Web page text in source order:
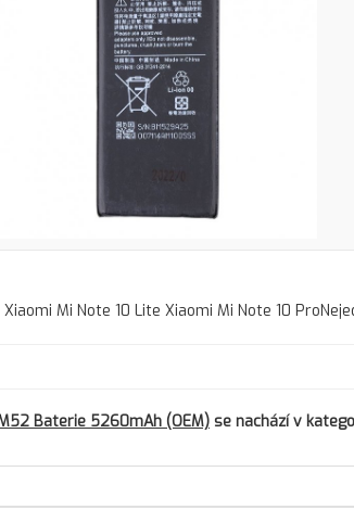
Mi Note 10 Lite Xiaomi Mi Note 10
Baterie 5260mAh (OEM) se nachází v